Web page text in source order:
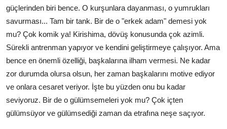
güçlerinden biri bence. O kurşunlara dayanması, o yumrukları
savurması... Tam bir tank. Bir de o "erkek adam" demesi yok
mu? Çok komik ya! Kirishima, dövüş konusunda çok azimli.
Sürekli antrenman yapıyor ve kendini geliştirmeye çalışıyor. Ama
bence en önemli özelliği, başkalarına ilham vermesi. Ne kadar
zor durumda olursa olsun, her zaman başkalarını motive ediyor
ve onlara cesaret veriyor. İşte bu yüzden onu bu kadar
seviyoruz. Bir de o gülümsemeleri yok mu? Çok içten
gülümsüyor ve gülümsediği zaman da etrafına neşe saçıyor.